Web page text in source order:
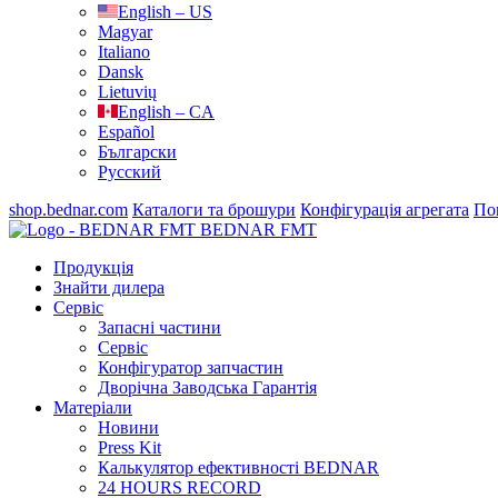
English – US
Magyar
Italiano
Dansk
Lietuvių
English – CA
Español
Български
Русский
shop.bednar.com Каталоги та брошури Конфігурація агрегата
BEDNAR FMT
Продукція
Знайти дилера
Сервіс
Запасні частини
Сервіс
Конфігуратор запчастин
Дворічна Заводська Гарантія
Матеріали
Новини
Press Kit
Калькулятор ефективності BEDNAR
24 HOURS RECORD